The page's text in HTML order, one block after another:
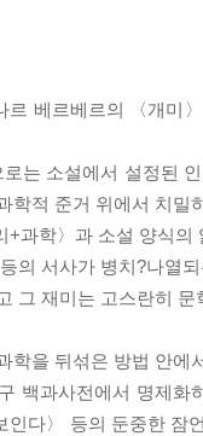
르 베르베르의 〈개미
로는 소설에서 설정된
학적 준거 위에서 치
+과학〉과 소설 양식
의 서사가 병치?나열
그 재미는 고스란히
학을 뒤섞은 방법 안
백과사전에서 명제
인다〉 등의 둔중한 잠